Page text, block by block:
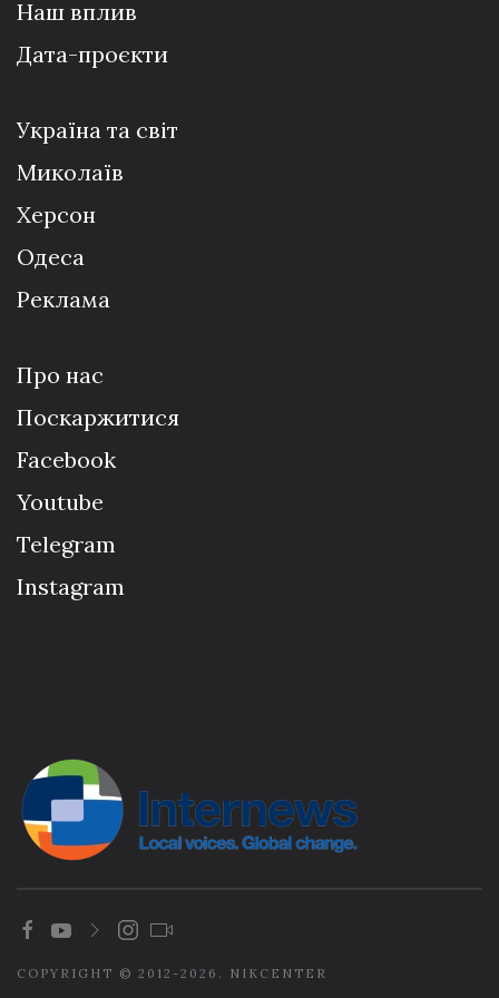
Наш вплив
Дата-проєкти
Україна та світ
Миколаїв
Херсон
Одеса
Реклама
Про нас
Поскаржитися
Facebook
Youtube
Telegram
Instagram
COPYRIGHT © 2012-2026. NIKCENTER